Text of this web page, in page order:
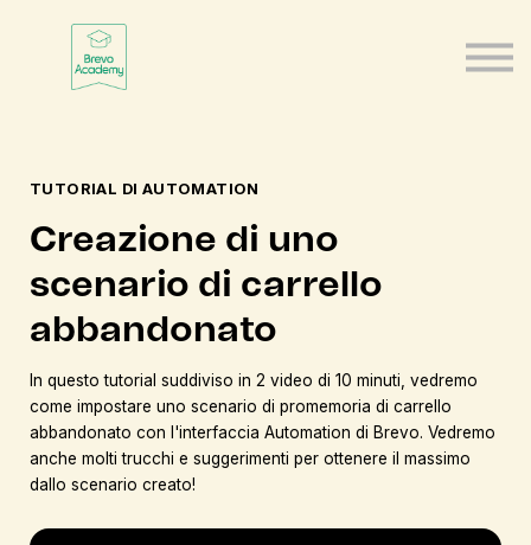
Registrati
TUTORIAL DI AUTOMATION
Creazione di uno
scenario di carrello
abbandonato
In questo tutorial suddiviso in 2 video di 10 minuti, vedremo
come impostare uno scenario di promemoria di carrello
abbandonato con l'interfaccia Automation di Brevo. Vedremo
anche molti trucchi e suggerimenti per ottenere il massimo
dallo scenario creato!